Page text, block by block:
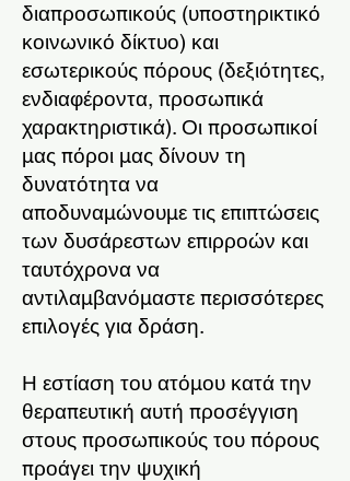
διαπροσωπικούς (υποστηρικτικό
κοινωνικό δίκτυο) και
εσωτερικούς πόρους (δεξιότητες,
ενδιαφέροντα, προσωπικά
χαρακτηριστικά). Οι προσωπικοί
μας πόροι μας δίνουν τη
δυνατότητα να
αποδυναμώνουμε τις επιπτώσεις
των δυσάρεστων επιρροών και
ταυτόχρονα να
αντιλαμβανόμαστε περισσότερες
επιλογές για δράση.
Η εστίαση του ατόμου κατά την
θεραπευτική αυτή προσέγγιση
στους προσωπικούς του πόρους
προάγει την ψυχική